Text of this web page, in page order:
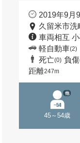
2019年9月
久留米市洗
車両相互
軽自動車(2)
死亡(0) 負傷
距離247m
45～54歳
他